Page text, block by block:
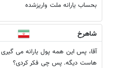
بحساب يارانه ملت واريزشده
شاهرخ
آقا، پس این همه پول یارانه می
هاست دیگه. پس چی فکر کردی؟